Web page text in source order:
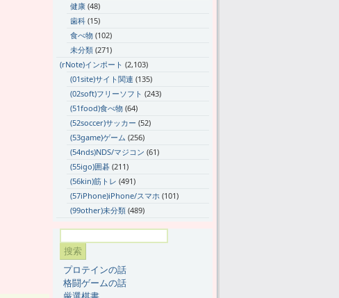
健康 (48)
歯科 (15)
食べ物 (102)
未分類 (271)
(rNote)インポート (2,103)
(01site)サイト関連 (135)
(02soft)フリーソフト (243)
(51food)食べ物 (64)
(52soccer)サッカー (52)
(53game)ゲーム (256)
(54nds)NDS/マジコン (61)
(55igo)囲碁 (211)
(56kin)筋トレ (491)
(57iPhone)iPhone/スマホ (101)
(99other)未分類 (489)
プロテインの話
格闘ゲームの話